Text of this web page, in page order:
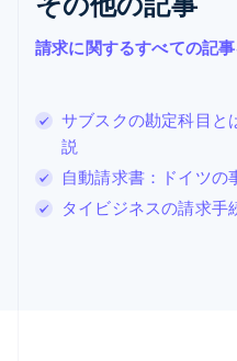
請求に関するすべての記
サブスクの勘定科目と
説
自動請求書：ドイツの
タイビジネスの請求手
シンガポール
スイス
SvenskaEnglish
スペイン
スロバキア
English